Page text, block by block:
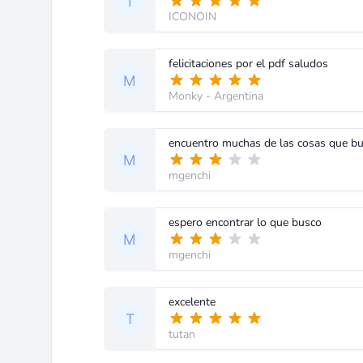
ICONOIN
felicitaciones por el pdf saludos
Monky - Argentina
encuentro muchas de las cosas que
mgenchi
espero encontrar lo que busco
mgenchi
excelente
tutan